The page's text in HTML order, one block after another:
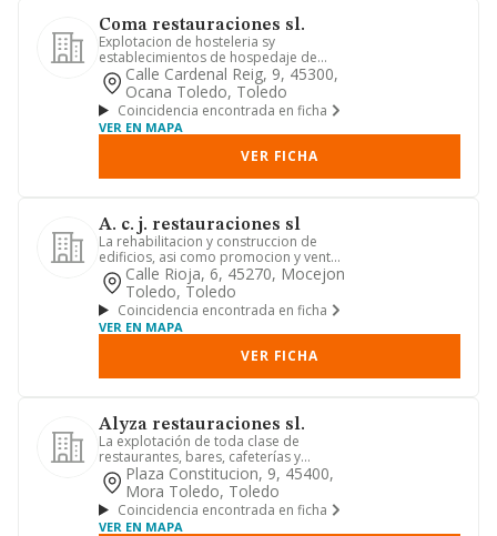
Coma restauraciones sl.
Explotacion de hosteleria sy
establecimientos de hospedaje de
personas. adquirir, explotar, disfrut...
Calle Cardenal Reig, 9, 45300,
Ocana Toledo, Toledo
Coincidencia encontrada en ficha
VER EN MAPA
VER FICHA
A. c. j. restauraciones sl
La rehabilitacion y construccion de
edificios, asi como promocion y venta
de bienes inmuebles
Calle Rioja, 6, 45270, Mocejon
Toledo, Toledo
Coincidencia encontrada en ficha
VER EN MAPA
VER FICHA
Alyza restauraciones sl.
La explotación de toda clase de
restaurantes, bares, cafeterías y
cervecerías (cnae 5610)
Plaza Constitucion, 9, 45400,
Mora Toledo, Toledo
Coincidencia encontrada en ficha
VER EN MAPA